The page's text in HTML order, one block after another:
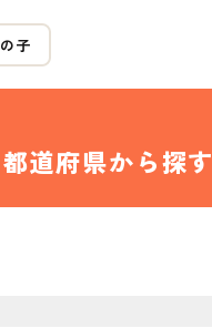
子
都道府県から探す